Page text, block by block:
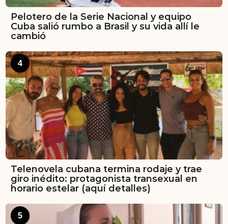
Pelotero de la Serie Nacional y equipo
Cuba salió rumbo a Brasil y su vida allí le
cambió
4
Telenovela cubana termina rodaje y trae
giro inédito: protagonista transexual en
horario estelar (aquí detalles)
5